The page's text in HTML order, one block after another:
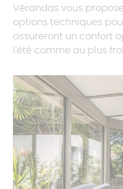
Vérandas vous
options techniques
assureront un confort
l'été comme au plus